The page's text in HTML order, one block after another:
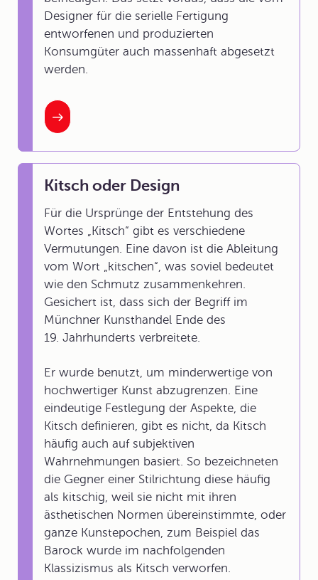
Designer für die serielle Fertigung
entworfenen und produzierten
Konsumgüter auch massenhaft abgesetzt
werden.
Kitsch oder Design
Für die Ursprünge der Entstehung des
Wortes „Kitsch“ gibt es verschiedene
Vermutungen. Eine davon ist die Ableitung
vom Wort „kitschen“, was soviel bedeutet
wie den Schmutz zusammenkehren.
Gesichert ist, dass sich der Begriff im
Münchner Kunsthandel Ende des
19. Jahrhunderts verbreitete.
Er wurde benutzt, um minderwertige von
hochwertiger Kunst abzugrenzen. Eine
eindeutige Festlegung der Aspekte, die
Kitsch definieren, gibt es nicht, da Kitsch
häufig auch auf subjektiven
Wahrnehmungen basiert. So bezeichneten
die Gegner einer Stilrichtung diese häufig
als kitschig, weil sie nicht mit ihren
ästhetischen Normen übereinstimmte, oder
ganze Kunstepochen, zum Beispiel das
Barock wurde im nachfolgenden
Klassizismus als Kitsch verworfen.